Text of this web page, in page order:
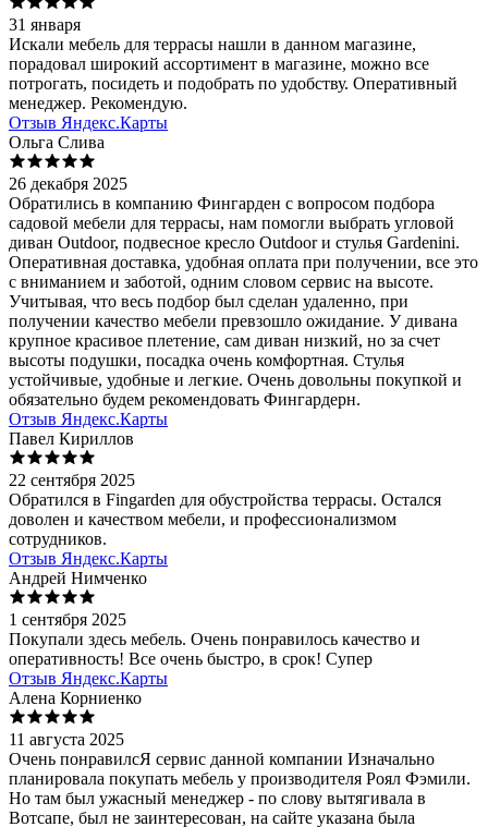
31 января
Искали мебель для террасы нашли в данном магазине,
порадовал широкий ассортимент в магазине, можно все
потрогать, посидеть и подобрать по удобству. Оперативный
менеджер. Рекомендую.
Отзыв Яндекс.Карты
Ольга Слива
26 декабря 2025
Обратились в компанию Фингарден с вопросом подбора
садовой мебели для террасы, нам помогли выбрать угловой
диван Outdoor, подвесное кресло Outdoor и стулья Gardenini.
Оперативная доставка, удобная оплата при получении, все это
с вниманием и заботой, одним словом сервис на высоте.
Учитывая, что весь подбор был сделан удаленно, при
получении качество мебели превзошло ожидание. У дивана
крупное красивое плетение, сам диван низкий, но за счет
высоты подушки, посадка очень комфортная. Стулья
устойчивые, удобные и легкие. Очень довольны покупкой и
обязательно будем рекомендовать Фингардерн.
Отзыв Яндекс.Карты
Павел Кириллов
22 сентября 2025
Обратился в Fingarden для обустройства террасы. Остался
доволен и качеством мебели, и профессионализмом
сотрудников.
Отзыв Яндекс.Карты
Андрей Нимченко
1 сентября 2025
Покупали здесь мебель. Очень понравилось качество и
оперативность! Все очень быстро, в срок! Супер
Отзыв Яндекс.Карты
Алена Корниенко
11 августа 2025
Очень понравилсЯ сервис данной компании Изначально
планировала покупать мебель у производителя Роял Фэмили.
Но там был ужасный менеджер - по слову вытягивала в
Вотсапе, был не заинтересован, на сайте указана была